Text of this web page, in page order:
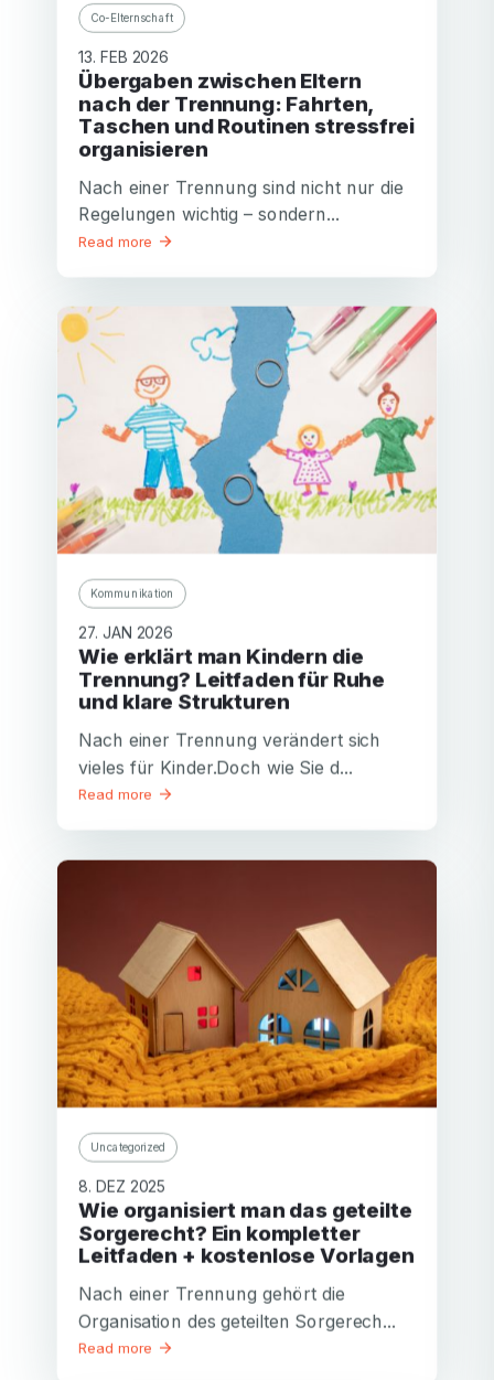
Co-Elternschaft
13. FEB 2026
Übergaben zwischen Eltern
nach der Trennung: Fahrten,
Taschen und Routinen stressfrei
organisieren
Nach einer Trennung sind nicht nur die
Regelungen wichtig – sondern...
Read more
Kommunikation
27. JAN 2026
Wie erklärt man Kindern die
Trennung? Leitfaden für Ruhe
und klare Strukturen
Nach einer Trennung verändert sich
vieles für Kinder.Doch wie Sie d...
Read more
Uncategorized
8. DEZ 2025
Wie organisiert man das geteilte
Sorgerecht? Ein kompletter
Leitfaden + kostenlose Vorlagen
Nach einer Trennung gehört die
Organisation des geteilten Sorgerech...
Read more